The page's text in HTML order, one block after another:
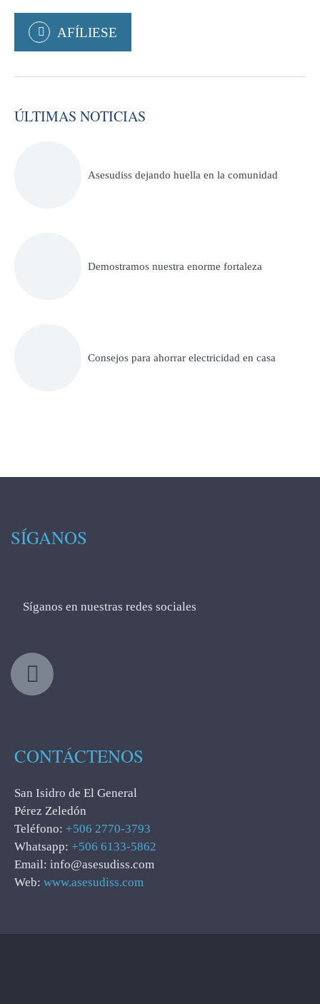
AFÍLIESE
ÚLTIMAS NOTICIAS
Asesudiss dejando huella en la comunidad
Demostramos nuestra enorme fortaleza
Consejos para ahorrar electricidad en casa
SÍGANOS
Síganos en nuestras redes sociales
CONTÁCTENOS
San Isidro de El General
Pérez Zeledón
Teléfono: +506 2770-3793
Whatsapp: +506 6133-5862
Email: info@asesudiss.com
Web: www.asesudiss.com